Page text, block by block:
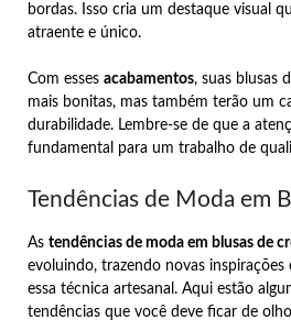
bordas. Isso cria um destaque visual
atraente e único.
Com esses acabamentos, suas blusas
mais bonitas, mas também terão um
durabilidade. Lembre-se de que a
fundamental para um trabalho de
Tendências de Moda em
As tendências de moda em blusas de
evoluindo, trazendo novas inspirações
essa técnica artesanal. Aqui estão
tendências que você deve ficar de